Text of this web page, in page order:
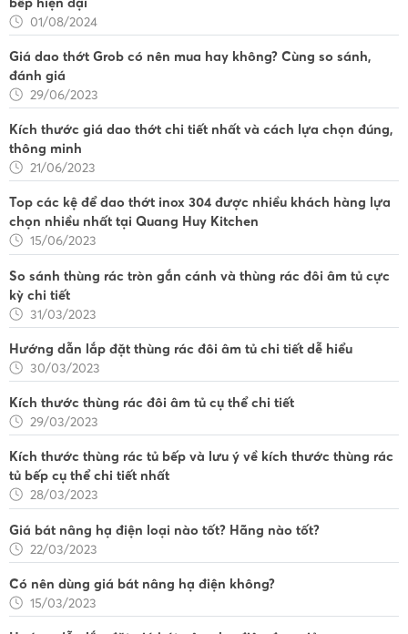
01/08/2024
Giá dao thớt Grob có nên mua hay không? Cùng so sánh,
đánh giá
29/06/2023
Kích thước giá dao thớt chi tiết nhất và cách lựa chọn đúng,
thông minh
21/06/2023
Top các kệ để dao thớt inox 304 được nhiều khách hàng lựa
chọn nhiều nhất tại Quang Huy Kitchen
15/06/2023
So sánh thùng rác tròn gắn cánh và thùng rác đôi âm tủ cực
kỳ chi tiết
31/03/2023
Hướng dẫn lắp đặt thùng rác đôi âm tủ chi tiết dễ hiểu
30/03/2023
Kích thước thùng rác đôi âm tủ cụ thể chi tiết
29/03/2023
Kích thước thùng rác tủ bếp và lưu ý về kích thước thùng rác
tủ bếp cụ thể chi tiết nhất
28/03/2023
Giá bát nâng hạ điện loại nào tốt? Hãng nào tốt?
22/03/2023
Có nên dùng giá bát nâng hạ điện không?
15/03/2023